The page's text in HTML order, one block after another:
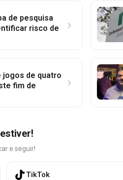
de pesquisa
risco de
jogos de quatro
fim de
e seguir!
TikTok